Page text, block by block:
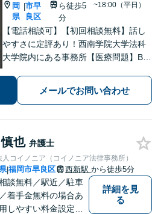
岡
県
|市早
良区
ら徒歩5
分
~18:00（平日）
【電話相談可】【初回相談無料】話し
やすさに定評あり！西南学院大学法科
大学院内にある事務所【医療問題】B型
理の解決実績100件以上【刑事事件】粘
り強い交渉。迅速に接見します【当
メールでお問い合わせ
也 弁護士
コイノニア（コイノニア法律事務所）
|福岡市早良区 西新駅 から徒歩5分
相談無料／駅近／駐車
着手金無料の場合あ
しやすい料金設定に
詳細を見
る